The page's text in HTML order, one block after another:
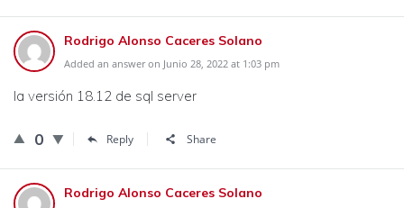
Rodrigo Alonso Caceres Solano
Added an answer on Junio 28, 2022 at 1:03 pm
la versión 18.12 de sql server
0 Reply Share
Rodrigo Alonso Caceres Solano